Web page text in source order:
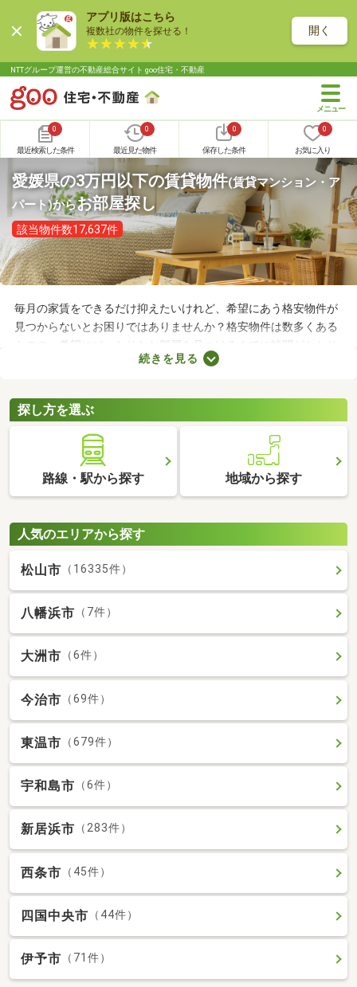
アプリ版はこちら
複数社の物件を探せる！ 開く
NTTグループ運営の不動産総合サイト goo住宅・不動産
0
最近検索した条件
0
最近見た物件
0
保存した条件
0
お気に入り
愛媛県の3万円以下の賃貸物件(賃貸マンション・ア
パート)からお部屋探し
該当物件数17,637件
毎月の家賃をできるだけ抑えたいけれど、希望にあう格安物件が
見つからないとお困りではありませんか？格安物件は数多くある
ものの、希望にぴったりなお部屋を見つけるまでに時間がかかり
ます。ここでは、費用重視の方におすすめの家賃3万円以下の物
るお部屋を探してみましょう。
続きを見る
探し方を選ぶ
路線・駅から探す 地域から探す
人気のエリアから探す
松山市 （16335件）
八幡浜市 （7件）
大洲市 （6件）
今治市 （69件）
東温市 （679件）
宇和島市 （6件）
新居浜市 （283件）
西条市 （45件）
四国中央市 （44件）
伊予市 （71件）